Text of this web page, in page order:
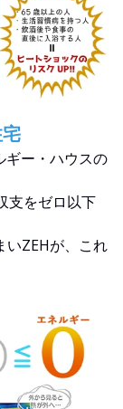
ギー・ハウスの
支をゼロ以下
いZEHが、これ